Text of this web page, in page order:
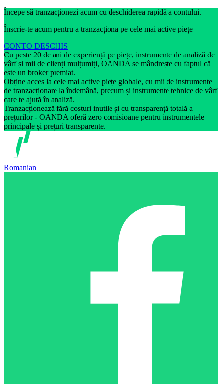
Începe să tranzacționezi acum cu deschiderea rapidă a contului.
Înscrie-te acum pentru a tranzacționa pe cele mai active piețe
CONTO DESCHIS
Cu peste 20 de ani de experiență pe piețe, instrumente de analiză de
vârf și mii de clienți mulțumiți, OANDA se mândrește cu faptul că
este un broker premiat.
Obține acces la cele mai active piețe globale, cu mii de instrumente
de tranzacționare la îndemână, precum și instrumente tehnice de vârf
care te ajută în analiză.
Tranzacționează fără costuri inutile și cu transparență totală a
prețurilor - OANDA oferă zero comisioane pentru instrumentele
principale și prețuri transparente.
Romanian